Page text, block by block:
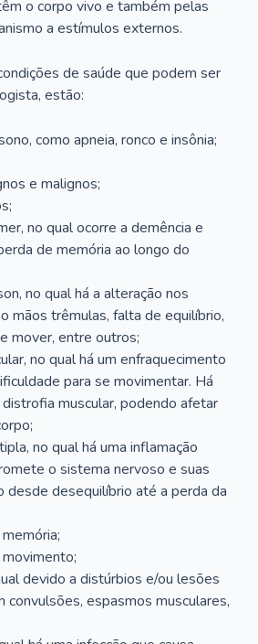
o corpo vivo e também pelas
a estímulos externos.
de saúde que podem ser
estão:
como apneia, ronco e insônia;
e malignos;
no qual ocorre a demência e
de memória ao longo do
no qual há a alteração nos
mãos trêmulas, falta de equilíbrio,
mover, entre outros;
no qual há um enfraquecimento
para se movimentar. Há
muscular, podendo afetar
no qual há uma inflamação
o sistema nervoso e suas
desde desequilíbrio até a perda da
devido a distúrbios e/ou lesões
convulsões, espasmos musculares,